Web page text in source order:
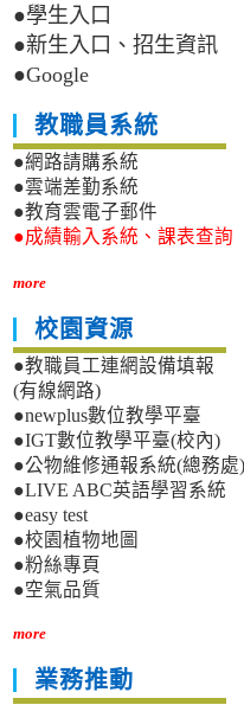
●學生入口
●新生入口、招生資訊
●Google
教職員系統
●網路請購系統
●雲端差勤系統
●教育雲電子郵件
●成績輸入系統、課表查詢
more
校園資源
●教職員工連網設備填報
(有線網路)
●newplus數位教學平臺
●IGT數位教學平臺(校內)
●公物維修通報系統(總務處)
●LIVE ABC英語學習系統
●easy test
●校園植物地圖
●粉絲專頁
●空氣品質
more
業務推動